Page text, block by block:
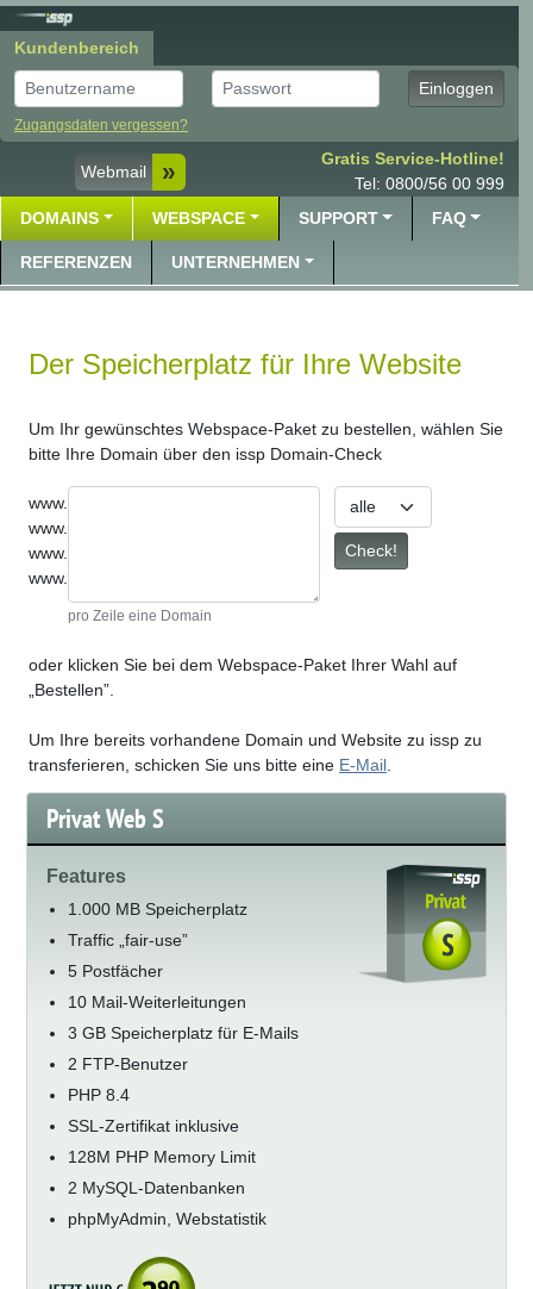
Kundenbereich
Benutzer
Passwort Einloggen
Zugangsdaten vergessen?
Webmail
Gratis Service-Hotline!
Tel: 0800/56 00 999
DOMAINS
WEBSPACE SUPPORT FAQ
REFERENZEN UNTERNEHMEN
Der Speicherplatz für Ihre Website
Um Ihr gewünschtes Webspace-Paket zu bestellen, wählen Sie
bitte Ihre Domain über den issp Domain-Check
www.
www.
www.
www.
pro Zeile eine Domain
Top Level Domain
Check!
oder klicken Sie bei dem Webspace-Paket Ihrer Wahl auf
„Bestellen”.
Um Ihre bereits vorhandene Domain und Website zu issp zu
transferieren, schicken Sie uns bitte eine E-Mail
Privat Web S
Features
1.000 MB Speicherplatz
Traffic „fair-use”
5 Postfächer
10 Mail-Weiterleitungen
3 GB Speicherplatz für E-Mails
2 FTP-Benutzer
PHP 8.4
SSL-Zertifikat inklusive
128M PHP Memory Limit
2 MySQL-Datenbanken
phpMyAdmin, Webstatistik